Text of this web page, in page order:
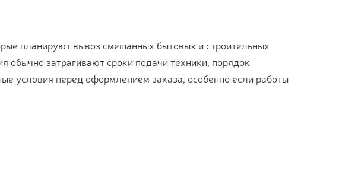
планируют вывоз смешанных бытовых и строительных
затрагивают сроки подачи техники, порядок
условия перед оформлением заказа, особенно если работы